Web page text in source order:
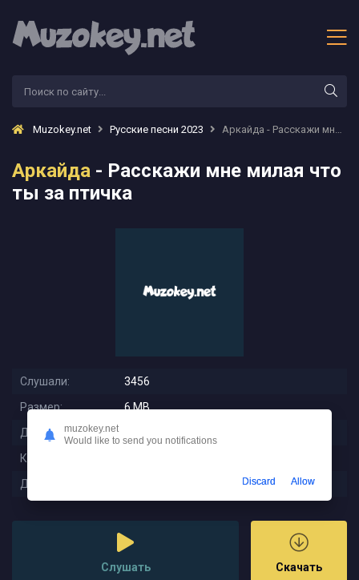
Muzokey.net Русские песни 2023 Аркайда - Расскажи мне милая что ты за птичка
Аркайда - Расскажи мне милая что
ты за птичка
Слушали:
3456
Размер:
6 MB
Длительность:
Качество:
Дата релиза:
Слушать Скачать
muzokey.net
Would like to send you notifications
Discard Allow